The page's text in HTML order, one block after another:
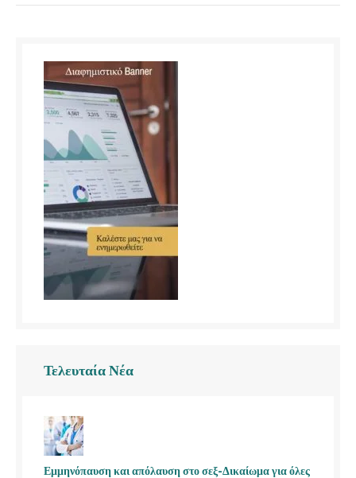
Τελευταία Νέα
Εμμηνόπαυση και απόλαυση στο σεξ-Δικαίωμα για όλες